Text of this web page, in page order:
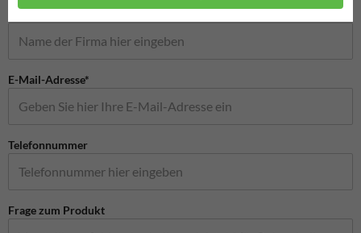
E-Mail-Adresse*
Telefonnummer
Frage zum Produkt